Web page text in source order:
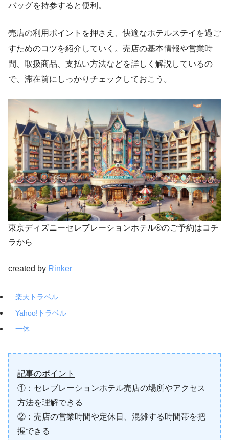
バッグを持参すると便利。
売店の利用ポイントを押さえ、快適なホテルステイを過ご
すためのコツを紹介していく。売店の基本情報や営業時
間、取扱商品、支払い方法などを詳しく解説しているの
で、滞在前にしっかりチェックしておこう。
東京ディズニーセレブレーションホテル®のご予約はコチ
ラから
created by Rinker
楽天トラベル
Yahoo!トラベル
一休
記事のポイント
①：セレブレーションホテル売店の場所やアクセス
方法を理解できる
②：売店の営業時間や定休日、混雑する時間帯を把
握できる